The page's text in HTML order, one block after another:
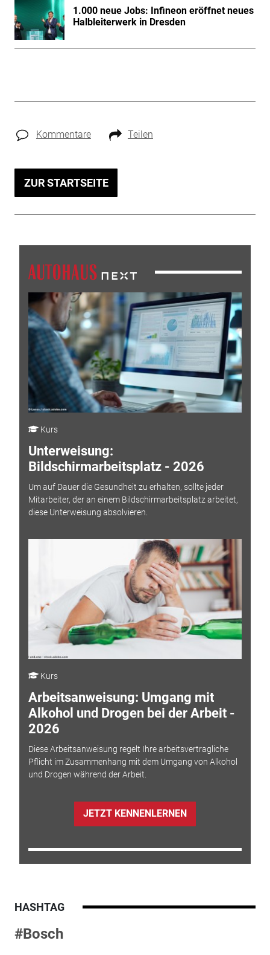
1.000 neue Jobs: Infineon eröffnet neues
Halbleiterwerk in Dresden
Kommentare Teilen
ZUR STARTSEITE
Kurs
Unterweisung:
Bildschirmarbeitsplatz - 2026
Um auf Dauer die Gesundheit zu erhalten, sollte jeder
Mitarbeiter, der an einem Bildschirmarbeitsplatz arbeitet,
diese Unterweisung absolvieren.
Kurs
Arbeitsanweisung: Umgang mit
Alkohol und Drogen bei der Arbeit -
2026
Diese Arbeitsanweisung regelt Ihre arbeitsvertragliche
Pflicht im Zusammenhang mit dem Umgang von Alkohol
und Drogen während der Arbeit.
JETZT KENNENLERNEN
HASHTAG
#Bosch